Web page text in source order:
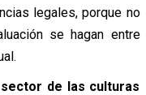
legales, porque no
se hagan entre
de las culturas